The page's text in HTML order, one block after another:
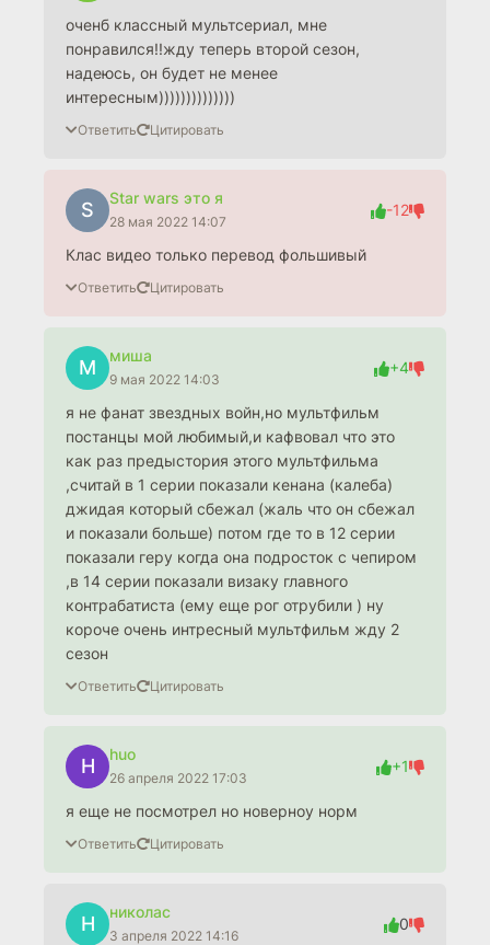
оченб классный мультсериал, мне
понравился!!жду теперь второй сезон,
надеюсь, он будет не менее
интересным))))))))))))))
Ответить Цитировать
S
Star wars это я
28 мая 2022 14:07
-12
Клас видео только перевод фольшивый
Ответить Цитировать
М
миша
9 мая 2022 14:03
+4
я не фанат звездных войн,но мультфильм
постанцы мой любимый,и кафвовал что это
как раз предыстория этого мультфильма
,считай в 1 серии показали кенана (калеба)
джидая который сбежал (жаль что он сбежал
и показали больше) потом где то в 12 серии
показали геру когда она подросток с чепиром
,в 14 серии показали визаку главного
контрабатиста (ему еще рог отрубили ) ну
короче очень интресный мультфильм жду 2
сезон
Ответить Цитировать
H
huo
26 апреля 2022 17:03
+1
я еще не посмотрел но новерноу норм
Ответить Цитировать
Н
николас
3 апреля 2022 14:16
0